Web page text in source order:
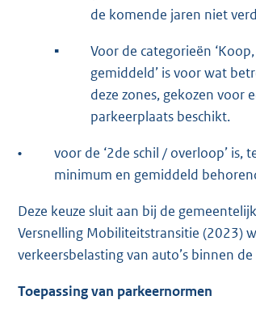
de komende jaren niet
▪
Voor de categorieën
gemiddeld’ is voor wat
deze zones, gekozen voor
parkeerplaats beschikt.
•
voor de ‘2de schil / overloop’ is,
minimum en gemiddeld
Deze keuze sluit aan bij de
Versnelling Mobiliteitstransitie (2023)
verkeersbelasting van auto’s binnen
Toepassing van parkeernormen